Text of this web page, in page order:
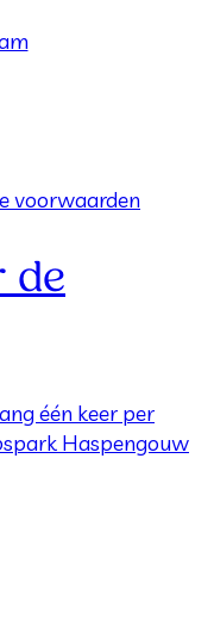
voorwaarden
de
één keer per
Haspengouw